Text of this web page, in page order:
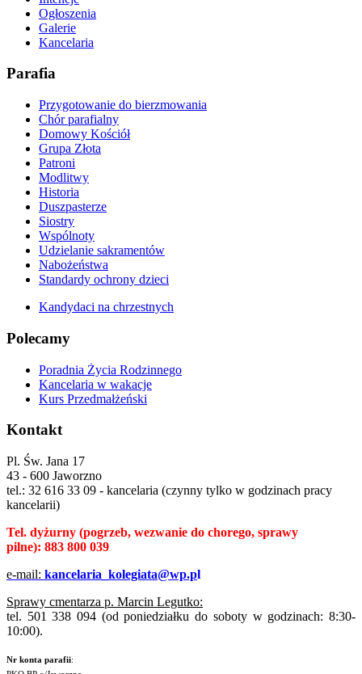
Ogłoszenia
Galerie
Kancelaria
Parafia
Przygotowanie do bierzmowania
Chór parafialny
Domowy Kościół
Grupa Złota
Patroni
Modlitwy
Historia
Duszpasterze
Siostry
Wspólnoty
Udzielanie sakramentów
Nabożeństwa
Standardy ochrony dzieci
Kandydaci na chrzestnych
Polecamy
Poradnia Życia Rodzinnego
Kancelaria w wakacje
Kurs Przedmałżeński
Kontakt
Pl. Św. Jana 17
43 - 600 Jaworzno
tel.: 32 616 33 09 - kancelaria (czynny tylko w godzinach pracy
kancelarii)
Tel. dyżurny (pogrzeb, wezwanie do chorego, sprawy
pilne): 883 800 039
e-mail: kancelaria_kolegiata@wp.pl
Sprawy cmentarza p. Marcin Legutko:
tel. 501 338 094 (od poniedziałku do soboty w godzinach: 8:30-
10:00).
Nr konta parafii: